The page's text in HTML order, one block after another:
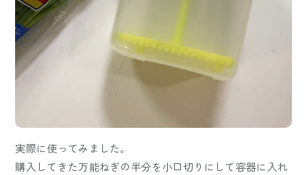
実際に使ってみました。
購入してきた万能ねぎの半分を小口切りにして容器に入れ